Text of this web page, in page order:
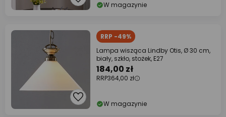
W magazynie
RRP -49%
Lampa wisząca Lindby Otis, Ø 30 cm,
biały, szkło, stożek, E27
184,00 zł
RRP364,00 zł
W magazynie